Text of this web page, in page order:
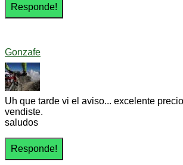
Gonzafe
Uh que tarde vi el aviso... excelente
vendiste.
saludos